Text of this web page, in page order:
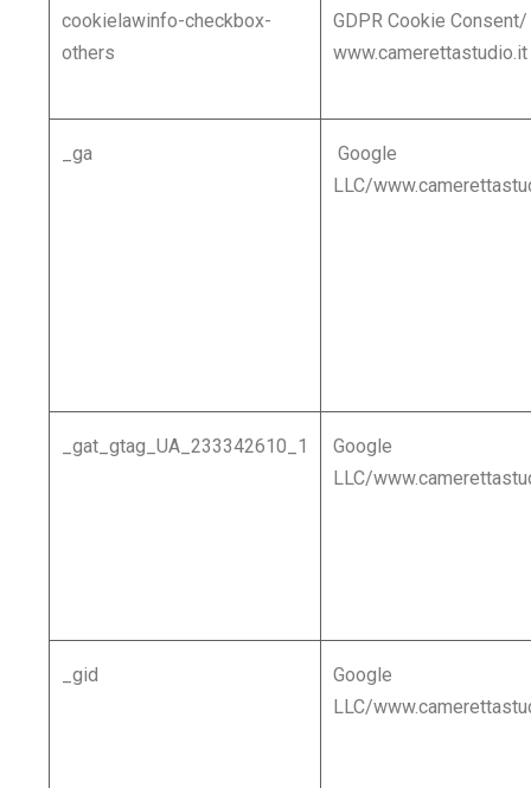
cookielawinfo-checkbox-
others
GDPR Cookie Consent/
www.camerettastudio.it
_ga
Google
LLC/
_gat_gtag_UA_233342610_1
Google
LLC/
_gid
Google
LLC/